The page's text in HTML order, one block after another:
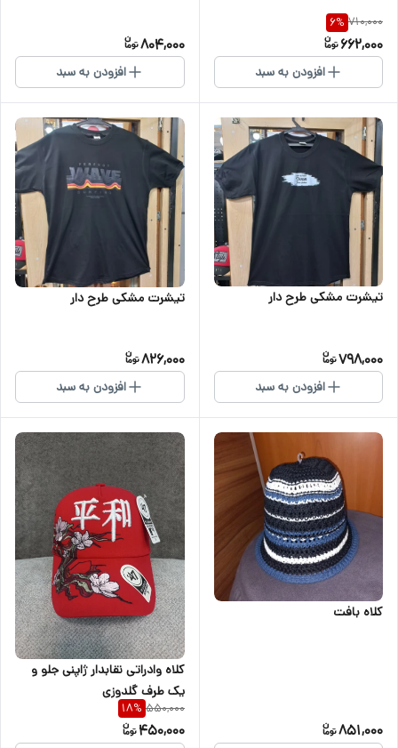
710,000
6%
662,000
افزودن به سبد
804,000
افزودن به سبد
تیشرت مشکی طرح دار
798,000
افزودن به سبد
تیشرت مشکی طرح دار
826,000
افزودن به سبد
کلاه بافت
851,000
کلاه وادراتی نقابدار ژاپنی جلو و
یک طرف گلدوزی
550,000
18%
450,000